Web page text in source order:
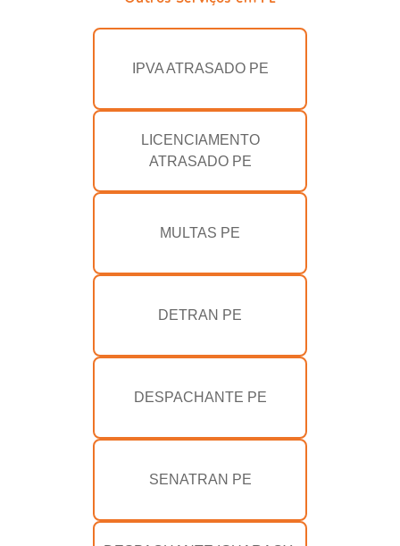
IPVA ATRASADO PE
LICENCIAMENTO
ATRASADO PE
MULTAS PE
DETRAN PE
DESPACHANTE PE
SENATRAN PE